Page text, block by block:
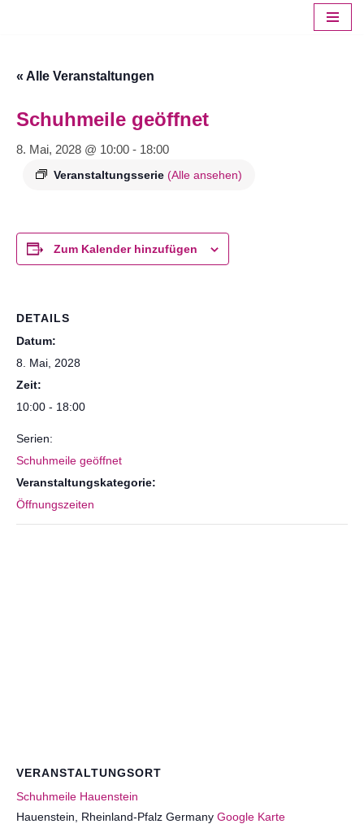
springen
« Alle Veranstaltungen
Schuhmeile geöffnet
8. Mai, 2028 @ 10:00 - 18:00
Veranstaltungsserie (Alle ansehen)
Zum Kalender hinzufügen
DETAILS
Datum:
8. Mai, 2028
Zeit:
10:00 - 18:00
Serien:
Schuhmeile geöffnet
Veranstaltungskategorie:
Öffnungszeiten
VERANSTALTUNGSORT
Schuhmeile Hauenstein
Hauenstein
Rheinland-Pfalz Germany Google Karte